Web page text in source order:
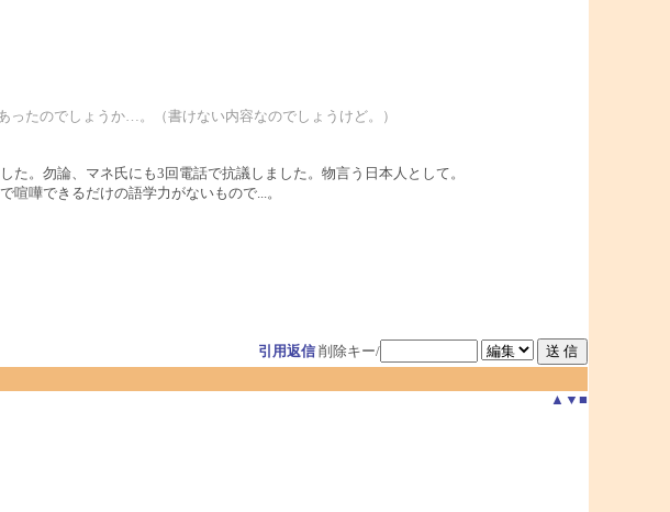
たのでしょうか…。（書けない内容なのでしょうけど。）
。勿論、マネ氏にも3回電話で抗議しました。物言う日本人として。
嘩できるだけの語学力がないもので...。
引用返信 削除キー/
▲ ▼ ■